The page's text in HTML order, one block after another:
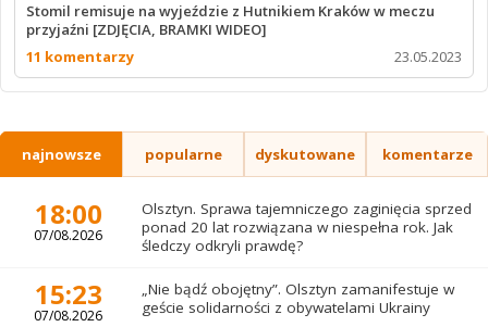
Stomil remisuje na wyjeździe z Hutnikiem Kraków w meczu
przyjaźni [ZDJĘCIA, BRAMKI WIDEO]
11 komentarzy
23.05.2023
najnowsze popularne dyskutowane komentarze
18:00
07/08.2026
Olsztyn. Sprawa tajemniczego zaginięcia sprzed
ponad 20 lat rozwiązana w niespełna rok. Jak
śledczy odkryli prawdę?
15:23
07/08.2026
„Nie bądź obojętny”. Olsztyn zamanifestuje w
geście solidarności z obywatelami Ukrainy